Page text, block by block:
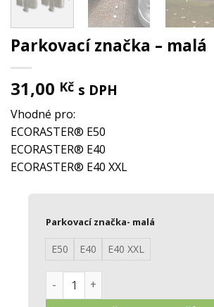
Parkovací značka – malá
31,00 Kč s DPH
Vhodné pro:
ECORASTER® E50
ECORASTER® E40
ECORASTER® E40 XXL
Parkovací značka- malá
E50 E40 E40 XXL
Parkovací značka - malá množství